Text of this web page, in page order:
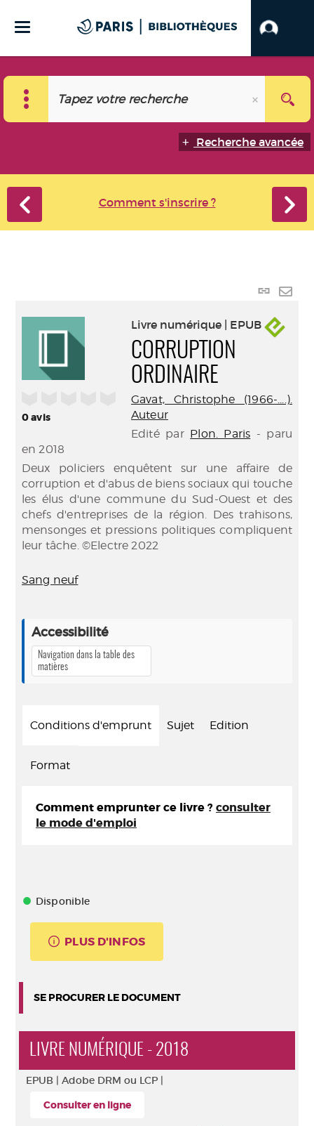
Recherche avancée
Comment s'inscrire ?
Lien
0avis
Livre numérique | EPUB
CORRUPTION
ORDINAIRE
Gavat, Christophe (1966-....).
Auteur
Edité par Plon. Paris - paru
en 2018
Deux policiers enquêtent sur une affaire de
corruption et d'abus de biens sociaux qui touche
les élus d'une commune du Sud-Ouest et des
chefs d'entreprises de la région. Des trahisons,
mensonges et pressions politiques compliquent
leur tâche. ©Electre 2022
Sang neuf
Accessibilité
Navigation dans la table des
matières
Conditions d'emprunt Sujet Edition
Format
Comment emprunter ce livre ? consulter
le mode d'emploi
Disponible
PLUS D'INFOS
SE PROCURER LE DOCUMENT
LIVRE NUMÉRIQUE - 2018
EPUB | Adobe DRM ou LCP |
Consulter en ligne